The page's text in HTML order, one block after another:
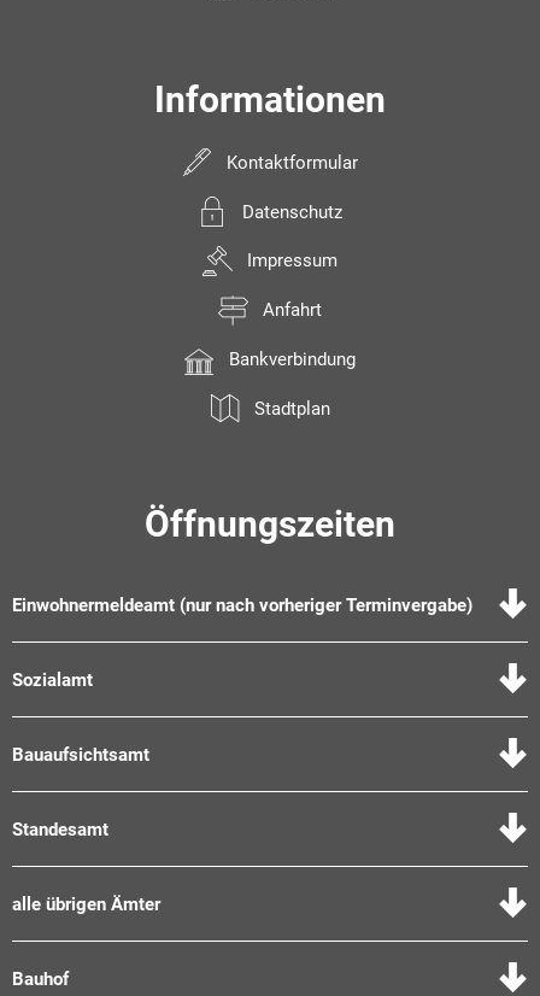
Informationen
Kontaktformular
Datenschutz
Impressum
Anfahrt
Bankverbindung
Stadtplan
Öffnungszeiten
Einwohnermeldeamt (nur nach vorheriger Terminvergabe)
Sozialamt
Bauaufsichtsamt
Standesamt
alle übrigen Ämter
Bauhof